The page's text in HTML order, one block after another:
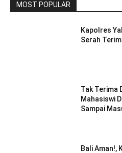
MOST POPULAR
Kapolres
Serah
Tak Terima
Mahasiswi
Sampai
Bali Aman!,